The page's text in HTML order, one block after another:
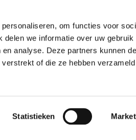
om functies voor
we informatie over uw gebruik
analyse. Deze partners kunnen
of die ze hebben
Statistieken
bij Scab